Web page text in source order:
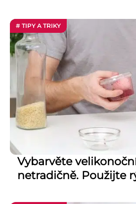
# TIPY A TRIKY
Vybarvěte
netradičně. Použijte